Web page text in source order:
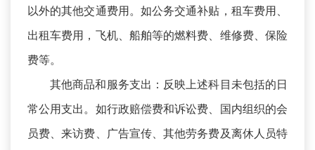
以外的其他交通费用。如公务交通补贴，租车费用、
出租车费用，飞机、船舶等的燃料费、维修费、保险
费等。
其他商品和服务支出：反映上述科目未包括的日
常公用支出。如行政赔偿费和诉讼费、国内组织的会
员费、来访费、广告宣传、其他劳务费及离休人员特